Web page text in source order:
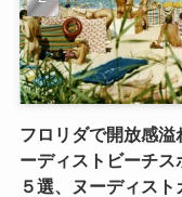
フロリダで開放感溢
ーディストビーチス
５選、ヌーディスト